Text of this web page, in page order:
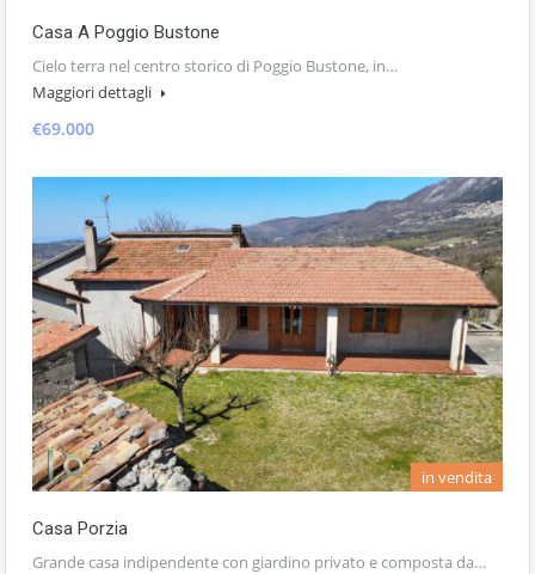
Casa A Poggio Bustone
Cielo terra nel centro storico di Poggio Bustone, in…
Maggiori dettagli
€69.000
in vendita
Casa Porzia
Grande casa indipendente con giardino privato e composta da…